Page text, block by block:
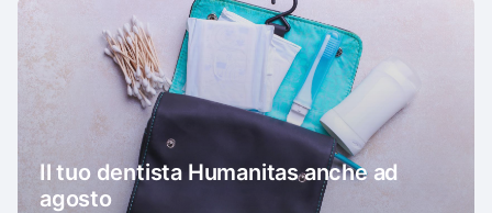
Il tuo dentista Humanitas anche ad
agosto